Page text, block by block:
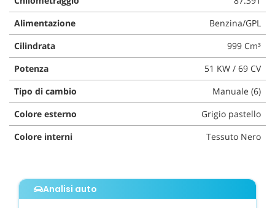
Alimentazione
Benzina/GPL
Cilindrata
999 Cm³
Potenza
51 KW / 69 CV
Tipo di cambio
Manuale (6)
Colore esterno
Grigio pastello
Colore interni
Tessuto Nero
Analisi auto
questi
strumenti
di
tracciamento
si
rimanda
alla
cookie
policy.
Puoi
rivedere
tue
scelte